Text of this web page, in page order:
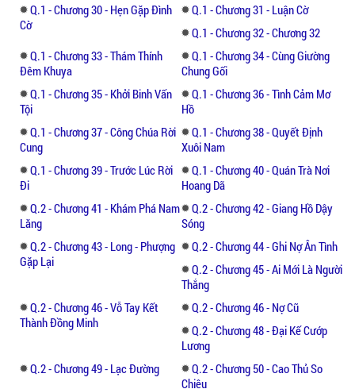
Trong cơn tức giận, Long Liễm Thần đã bỏ
lại mỹ nhân yêu kiều ở Đông cung mà đi
tìm hoa vấn liễu….
***
Truyện ngôn tình mở ra một Phượng Triêu
Hoa cường cơ trí nhưng nhạt như gió nhẹ,
nàng làm thế nào đấu trí dũng cùng một
Long Liễm Thần phóng đãng bất kham, kiêu
ngạo bất luân để mở màn cho một tình yêu
Vô Gian Đạo đầy lý thú và hấp dẫn, mời độc
giả đón đọc.
Q.1 - Chương 30 - Hẹn Gặp Đình
Cờ
Q.1 - Chương 31 - Luận Cờ
Q.1 - Chương 32 - Chương 32
Q.1 - Chương 33 - Thám Thính
Đêm Khuya
Q.1 - Chương 34 - Cùng Giường
Chung Gối
Q.1 - Chương 35 - Khởi Binh Vấn
Tội
Q.1 - Chương 36 - Tình Cảm Mơ
Hồ
Q.1 - Chương 37 - Công Chúa Rời
Cung
Q.1 - Chương 38 - Quyết Định
Xuôi Nam
Q.1 - Chương 39 - Trước Lúc Rời
Đi
Q.1 - Chương 40 - Quán Trà Nơi
Hoang Dã
Q.2 - Chương 41 - Khám Phá Nam
Lăng
Q.2 - Chương 42 - Giang Hồ Dậy
Sóng
Q.2 - Chương 43 - Long - Phượng
Gặp Lại
Q.2 - Chương 44 - Ghi Nợ Ân Tình
Q.2 - Chương 45 - Ai Mới Là Người
Thắng
Q.2 - Chương 46 - Vỗ Tay Kết
Thành Đồng Minh
Q.2 - Chương 46 - Nợ Cũ
Q.2 - Chương 48 - Đại Kế Cướp
Lương
Q.2 - Chương 49 - Lạc Đường
Q.2 - Chương 50 - Cao Thủ So
Chiêu